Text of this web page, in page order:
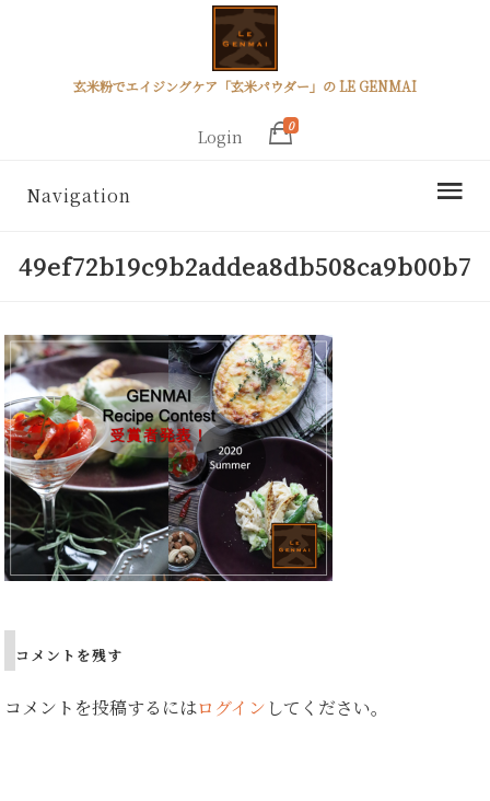
玄米粉でエイジングケア「玄米パウダー」の LE GENMAI
Login
0
Navigation
49ef72b19c9b2addea8db508ca9b00b7
コメントを残す
コメントを投稿するにはログイン してください。